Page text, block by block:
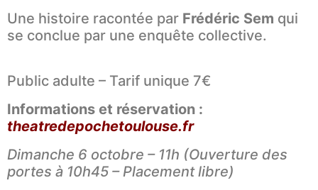
Une histoire racontée par Frédéric Sem qui
se conclue par une enquête collective.
Public adulte – Tarif unique 7€
Informations et réservation :
theatredepochetoulouse.fr
Dimanche 6 octobre – 11h (Ouverture des
portes à 10h45 – Placement libre)